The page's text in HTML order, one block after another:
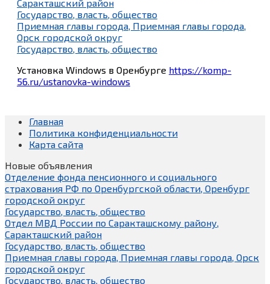
Саракташский район
Государство, власть, общество
Приемная главы города, Приемная главы города,
Орск городской округ
Государство, власть, общество
Установка Windows в Оренбурге https://komp-
56.ru/ustanovka-windows
Главная
Политика конфиденциальности
Карта сайта
Новые объявления
Отделение фонда пенсионного и социального
страхования РФ по Оренбургской области, Оренбург
городской округ
Государство, власть, общество
Отдел МВД России по Саракташскому району,
Саракташский район
Государство, власть, общество
Приемная главы города, Приемная главы города, Орск
городской округ
Государство, власть, общество